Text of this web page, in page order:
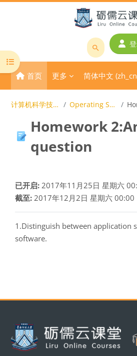
搜
课
程
或
师
称
首页 更多 简体中文
打开课程索引
计算机科学技术导论 Operating Systems
Homework
question
已开启: 2017年11月25日 星期六
截至: 2017年12月2日 星期六 00:00
1.Distinguish between application
software.
版块